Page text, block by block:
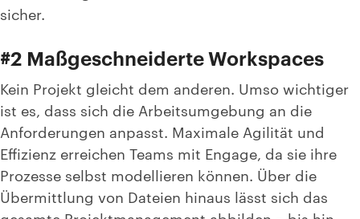
sicher.
#2 Maßgeschneiderte Workspaces
Kein Projekt gleicht dem anderen. Umso wichtiger
ist es, dass sich die Arbeitsumgebung an die
Anforderungen anpasst. Maximale Agilität und
Effizienz erreichen Teams mit Engage, da sie ihre
Prozesse selbst modellieren können. Über die
Übermittlung von Dateien hinaus lässt sich das